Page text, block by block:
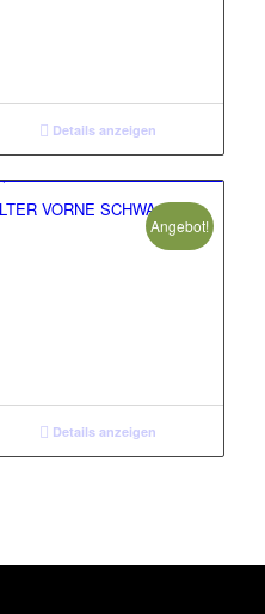
Details anzeigen
VORNE SCHWA
Angebot!
Details anzeigen